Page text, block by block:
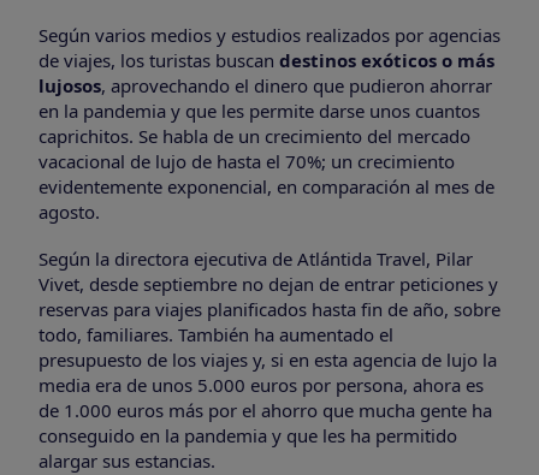
Según varios medios y estudios realizados por agencias
de viajes, los turistas buscan destinos exóticos o más
lujosos, aprovechando el dinero que pudieron ahorrar
en la pandemia y que les permite darse unos cuantos
caprichitos. Se habla de un crecimiento del mercado
vacacional de lujo de hasta el 70%; un crecimiento
evidentemente exponencial, en comparación al mes de
agosto.
Según la directora ejecutiva de Atlántida Travel, Pilar
Vivet, desde septiembre no dejan de entrar peticiones y
reservas para viajes planificados hasta fin de año, sobre
todo, familiares. También ha aumentado el
presupuesto de los viajes y, si en esta agencia de lujo la
media era de unos 5.000 euros por persona, ahora es
de 1.000 euros más por el ahorro que mucha gente ha
conseguido en la pandemia y que les ha permitido
alargar sus estancias.